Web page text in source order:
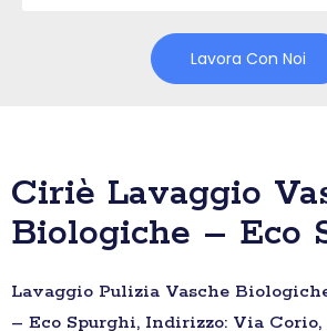
Lavora Con Noi
Ciriè Lavaggio
Biologiche – Eco
Lavaggio Pulizia Vasche
– Eco Spurghi, Indirizzo: Via Corio,